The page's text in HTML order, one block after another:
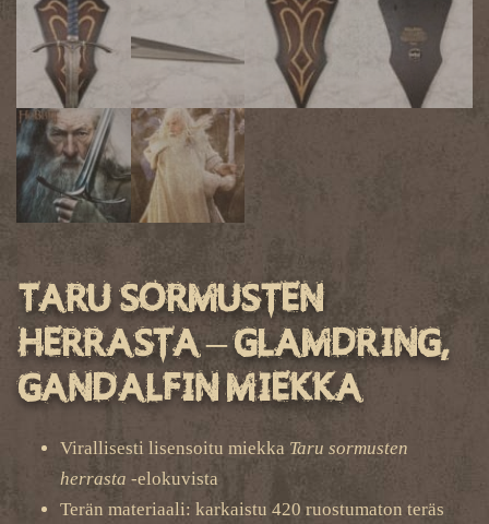
Taru Sormusten
Herrasta – Glamdring,
Gandalfin miekka
Virallisesti lisensoitu miekka Taru sormusten
herrasta -elokuvista
Terän materiaali: karkaistu 420 ruostumaton teräs